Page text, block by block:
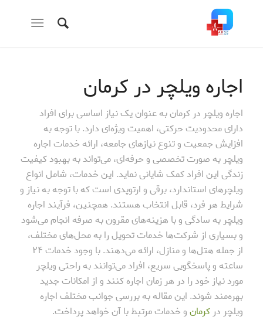
اجاره ویلچر در کرمان
اجاره ویلچر در کرمان به عنوان یک نیاز اساسی برای افراد
دارای محدودیت حرکتی، اهمیت ویژه‌ای دارد. با توجه به
افزایش جمعیت و تنوع نیازهای جامعه، ارائه خدمات اجاره
ویلچر به صورت تخصصی و حرفه‌ای، می‌تواند به بهبود کیفیت
زندگی این افراد کمک شایانی نماید. این خدمات، شامل انواع
ویلچرهای استاندارد، برقی و ارتوپدی است که با توجه به نیاز و
شرایط هر فرد، قابل انتخاب هستند. همچنین، فرآیند اجاره
ویلچر به سادگی و با هزینه‌های مقرون به صرفه انجام می‌شود
و بسیاری از شرکت‌ها خدمات تحویل را به محل‌های مختلف،
از جمله هتل‌ها و منازل، ارائه می‌دهند. با وجود خدمات ۲۴
ساعته و پاسخگویی سریع، افراد می‌توانند به راحتی ویلچر
مورد نیاز خود را در هر زمان اجاره کنند و از امکانات جدید
بهره‌مند شوند. این مقاله به بررسی جوانب مختلف اجاره
ویلچر در کرمانو خدمات مرتبط با آن خواهد پرداخت.